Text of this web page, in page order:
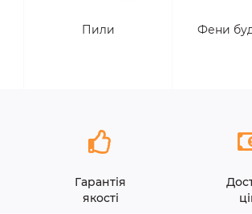
Пили Фени
Гарантія
якості